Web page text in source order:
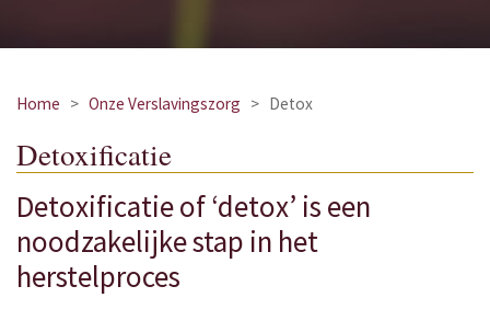
Home > Onze Verslavingszorg > Detox
Detoxificatie
Detoxificatie of ‘detox’ is een
noodzakelijke stap in het
herstelproces